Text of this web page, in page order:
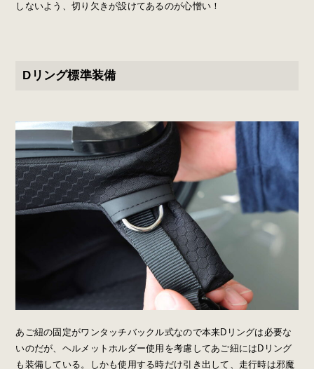
しないよう、切り欠きが設けてあるのが心憎い！
Dリング標準装備
あご紐の固定がワンタッチバックル式なので本来Dリングは必要な
いのだが、ヘルメットホルダー使用を考慮してあご紐にはDリング
も装備している。しかも使用する時だけ引き出して、走行時は邪魔